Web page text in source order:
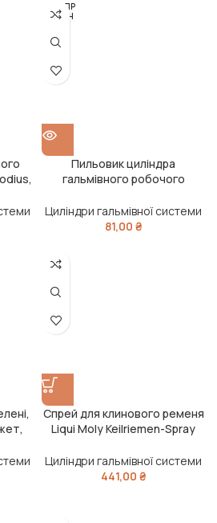
РОЗПР
ОДАН
Пильовик циліндра
гальмівного робочого
Циліндри гальмівної системи
81,00 ₴
Спрей для клинового ременя
Liqui Moly Keilriemen-Spray
Циліндри гальмівної системи
441,00 ₴